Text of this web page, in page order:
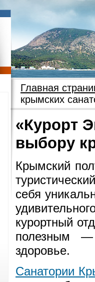
Главная
крымских
«Курорт
выбору
Крымский
себя
курортный
полезным —
здоровье.
Санатории